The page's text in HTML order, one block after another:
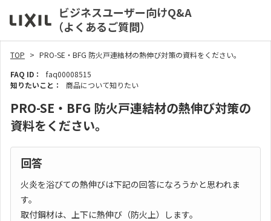
ビジネスユーザー向けQ&A
（よくあるご質問）
TOP
PRO-SE・BFG 防火戸連結材の熱伸び対策の資料をください。
FAQ ID：
faq00008515
知りたいこと：
商品について知りたい
PRO-SE・BFG 防火戸連結材の熱伸び対策の
資料をください。
回答
火炎を浴びての熱伸びは下記の回答になろうかと思われま
す。
取付鋼材は、上下に熱伸び（防火上）します。